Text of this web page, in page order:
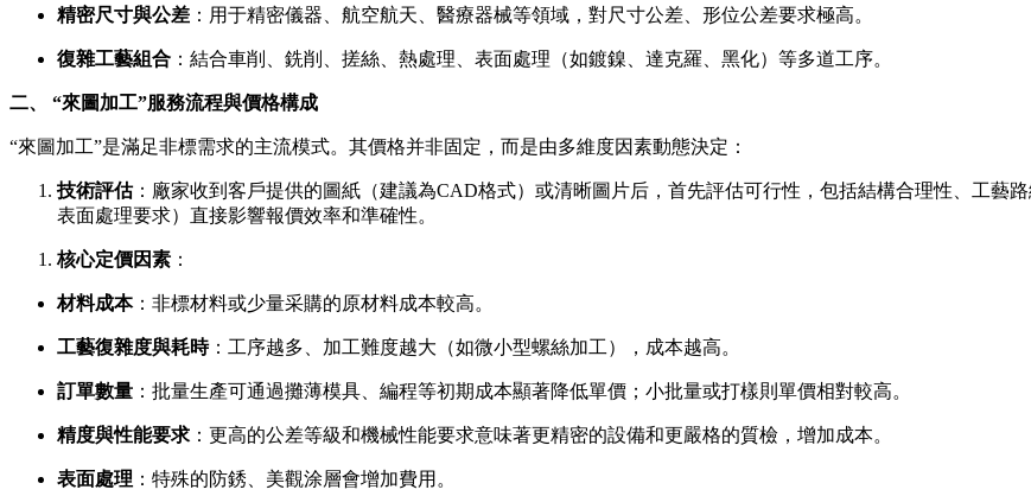
精密尺寸與公差 ：用于精密儀器、航空航天、醫療器械等領域，對尺寸公差、形位公差要求極高。
復雜工藝組合 ：結合車削、銑削、搓絲、熱處理、表面處理（如鍍鎳、達克羅、黑化）等多道工序。
二、 “來圖加工”服務流程與價格構成
“來圖加工”是滿足非標需求的主流模式。其價格并非固定，而是由多維度因素動態決定：
技術評估：廠家收到客戶提供的圖紙（建議為CAD格式）或清晰圖片后，首先評估可行性，包括結構合理性、工藝
表面處理要求）直接影響報價效率和準確性。
核心定價因素 ：
材料成本：非標材料或少量采購的原材料成本較高。
工藝復雜度與耗時：工序越多、加工難度越大（如微小型螺絲加工），成本越高。
訂單數量 ：批量生產可通過攤薄模具、編程等初期成本顯著降低單價；小批量或打樣則單價相對較高。
精度與性能要求 ：更高的公差等級和機械性能要求意味著更精密的設備和更嚴格的質檢，增加成本。
表面處理 ：特殊的防銹、美觀涂層會增加費用。